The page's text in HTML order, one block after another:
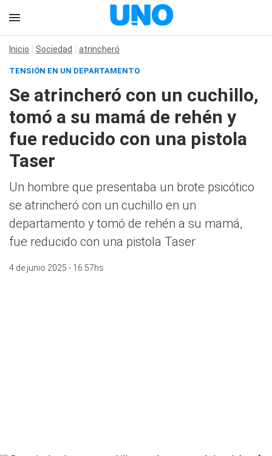
Inicio Sociedad atrincheró
TENSIÓN EN UN DEPARTAMENTO
Se atrincheró con un cuchillo,
tomó a su mamá de rehén y
fue reducido con una pistola
Taser
Un hombre que presentaba un brote psicótico
se atrincheró con un cuchillo en un
departamento y tomó de rehén a su mamá,
fue reducido con una pistola Taser
4 de junio 2025 - 16:57hs